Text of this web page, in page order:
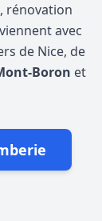
rénovation
avec
de Nice, de
Boron et